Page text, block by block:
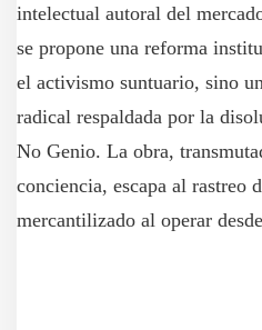
intelectual autoral del
se propone una reforma
el activismo suntuario, sino
radical respaldada por la
No Genio. La obra,
conciencia, escapa al rastreo
mercantilizado al operar